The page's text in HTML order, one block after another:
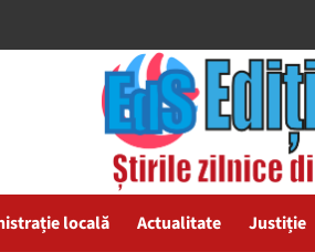
locală Actualitate Justiție